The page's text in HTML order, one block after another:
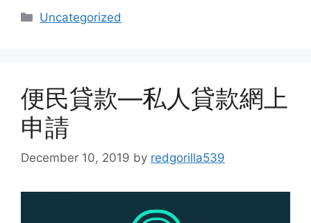
Categories
Uncategorized
便民貸款—私人貸款網上
申請
December 10, 2019 by redgorilla539